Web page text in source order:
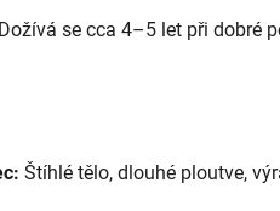
Dožívá se cca 4–5 let při dobré
Štíhlé tělo, dlouhé ploutve,